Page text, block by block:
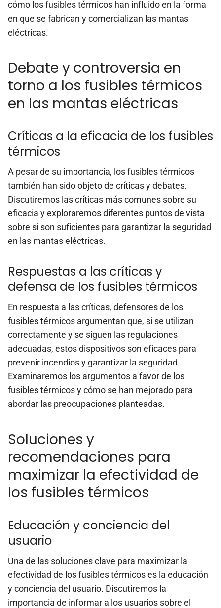
cómo los fusibles térmicos han influido en la forma
en que se fabrican y comercializan las mantas
eléctricas.
Debate y controversia en
torno a los fusibles térmicos
en las mantas eléctricas
Críticas a la eficacia de los fusibles
térmicos
A pesar de su importancia, los fusibles térmicos
también han sido objeto de críticas y debates.
Discutiremos las críticas más comunes sobre su
eficacia y exploraremos diferentes puntos de vista
sobre si son suficientes para garantizar la seguridad
en las mantas eléctricas.
Respuestas a las críticas y
defensa de los fusibles térmicos
En respuesta a las críticas, defensores de los
fusibles térmicos argumentan que, si se utilizan
correctamente y se siguen las regulaciones
adecuadas, estos dispositivos son eficaces para
prevenir incendios y garantizar la seguridad.
Examinaremos los argumentos a favor de los
fusibles térmicos y cómo se han mejorado para
abordar las preocupaciones planteadas.
Soluciones y
recomendaciones para
maximizar la efectividad de
los fusibles térmicos
Educación y conciencia del
usuario
Una de las soluciones clave para maximizar la
efectividad de los fusibles térmicos es la educación
y conciencia del usuario. Discutiremos la
importancia de informar a los usuarios sobre el